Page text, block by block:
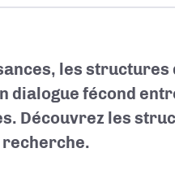
les structures
dialogue fécond
Découvrez les